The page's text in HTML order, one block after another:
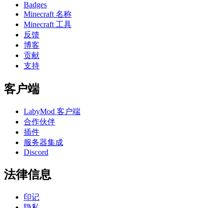
Badges
Minecraft 名称
Minecraft 工具
反馈
博客
贡献
支持
客户端
LabyMod 客户端
合作伙伴
插件
服务器集成
Discord
法律信息
印记